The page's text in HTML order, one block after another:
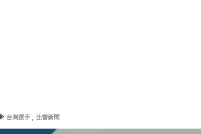
台灣選手 , 比賽新聞